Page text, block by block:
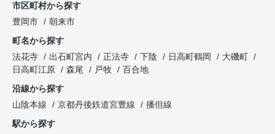
市区町村から探す
豊岡市
朝来市
町名から探す
法花寺
出石町宮内 正法寺 下陰 日高町鶴岡
大磯町
日高町江原
森尾 戸牧
百合地
沿線から探す
山陰本線
京都丹後鉄道宮豊線
播但線
駅から探す